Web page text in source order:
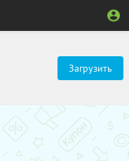
Загрузить